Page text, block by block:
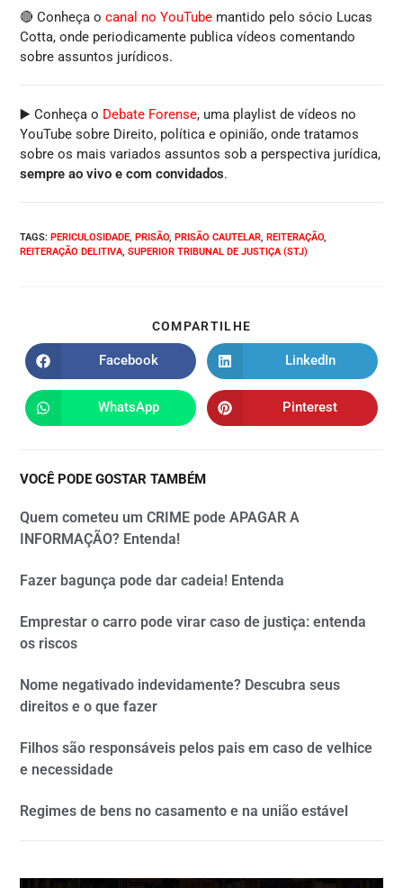
🔴 Conheça ocanal no YouTube mantido pelo sócio Lucas
Cotta, onde periodicamente publica vídeos comentando
sobre assuntos jurídicos.
▶️ Conheça o Debate Forense, uma playlist de vídeos no
YouTube sobre Direito, política e opinião, onde tratamos
sobre os mais variados assuntos sob a perspectiva jurídica,
sempre ao vivo e com convidados.
TAGS:PERICULOSIDADE, PRISÃO, PRISÃO CAUTELAR, REITERAÇÃO,
REITERAÇÃO DELITIVA, SUPERIOR TRIBUNAL DE JUSTIÇA (STJ)
COMPARTILHE
Facebook LinkedIn
WhatsApp Pinterest
VOCÊ PODE GOSTAR TAMBÉM
Quem cometeu um CRIME pode APAGAR A
INFORMAÇÃO? Entenda!
Fazer bagunça pode dar cadeia! Entenda
Emprestar o carro pode virar caso de justiça: entenda
os riscos
Nome negativado indevidamente? Descubra seus
direitos e o que fazer
Filhos são responsáveis pelos pais em caso de velhice
e necessidade
Regimes de bens no casamento e na união estável